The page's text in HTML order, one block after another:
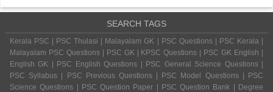
SEARCH TAGS
Kerala PSC | PSC Thulasi | Malayalam GK | PSC Questions | PSC Kerala |
Malayalam PSC Questions | PSC GK | KPSC Questions | PSC GK English |
English GK | PSC English Questions | PSC General Science Questions |
PSC Syllabus | PSC Previous Questions | PSC Model Questions | PSC
Science Questions | PSC Question Paper | PSC Question Bank | Degree